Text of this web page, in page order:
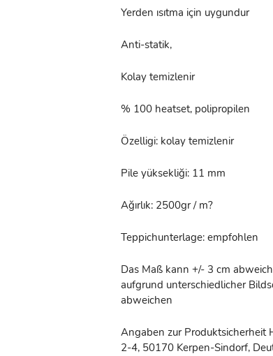
Yerden ısıtma için uygundur
Anti-statik,
Kolay temizlenir
% 100 heatset, polipropilen
Özelligi: kolay temizlenir
Pile yüksekliği: 11 mm
Ağırlık: 2500gr / m?
Teppichunterlage: empfohlen
Das Maß kann +/- 3 cm
aufgrund unterschiedlicher
abweichen
Angaben zur Produktsicherheit
2-4, 50170 Kerpen-Sindorf,